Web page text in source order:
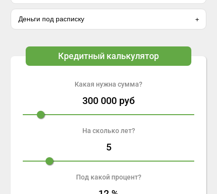
Деньги под расписку
Кредитный калькулятор
Какая нужна сумма?
300 000 руб
На сколько лет?
5
Под какой процент?